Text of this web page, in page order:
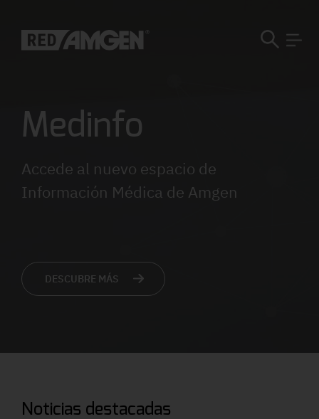
Medinfo
Accede al nuevo espacio de
Información Médica de Amgen
DESCUBRE MÁS
Noticias destacadas